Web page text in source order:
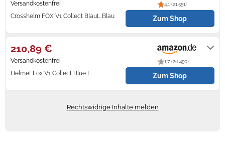
Zündkerzen
Navi Taschen
Navigationsgeräte
Winterreifen
Crosshelm FOX V1 Collect BlauL Blau
4,1 (21.551)
Versandkostenfrei
Zum Shop
Helmet Fox V1 Collect Blue L
1,7 (26.450)
210,89 €
Versandkostenfrei
Zum Shop
Rechtswidrige Inhalte melden